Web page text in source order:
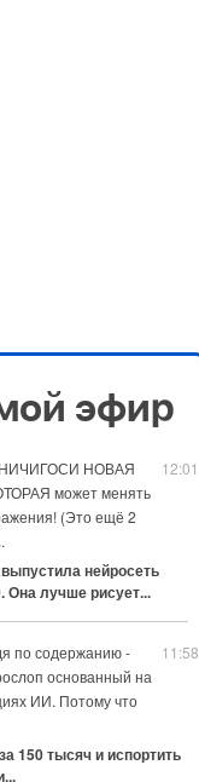
эфир
12:01
НИЧИГОСИ НОВАЯ
может менять
(Это ещё 2
нейросеть
Она лучше рисует...
11:58
по содержанию -
основанный на
ИИ. Потому что
150 тысяч и испортить